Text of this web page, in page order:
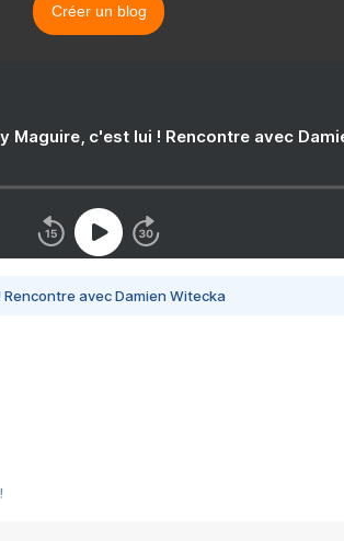
Créer un blog
Maguire, c'est lui ! Rencontre avec
avec Damien Witecka